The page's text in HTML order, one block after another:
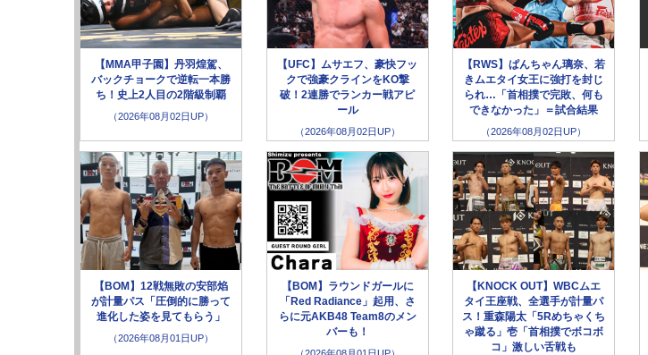
【MMA甲子園】丹羽煌駕、
バックチョークで逆転一本勝
ち！史上2人目の2階級制覇
（2026年08月02日UP）
【UFC】ムサエフ、豪快フッ
クで強豪クラインをKO撃
破！2連勝でランカー戦アピ
ール
（2026年08月02日UP）
【RWS】ぱんちゃん璃奈、若
きムエタイ女王に強打を封じ
られ…「首相撲で完敗、何も
できなかった」＝試合結果
（2026年08月02日UP）
【BOM】12戦無敗の安部焰
が計量パス「圧倒的に勝って
進化した姿を見てもらう」
（2026年08月01日UP）
【BOM】ラウンドガールに
「Red Radiance」起用、さ
らに元AKB48 Team8のメン
バーも！
【KNOCK OUT】WBCムエ
タイ王座戦、全選手が計量パ
ス！重森陽太「5Rめちゃくち
ゃ蹴る」壱「首相撲でボコボ
コ」激しい舌戦も